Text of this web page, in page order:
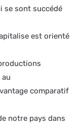
se sont succédé
est orienté
comparatif
notre pays dans